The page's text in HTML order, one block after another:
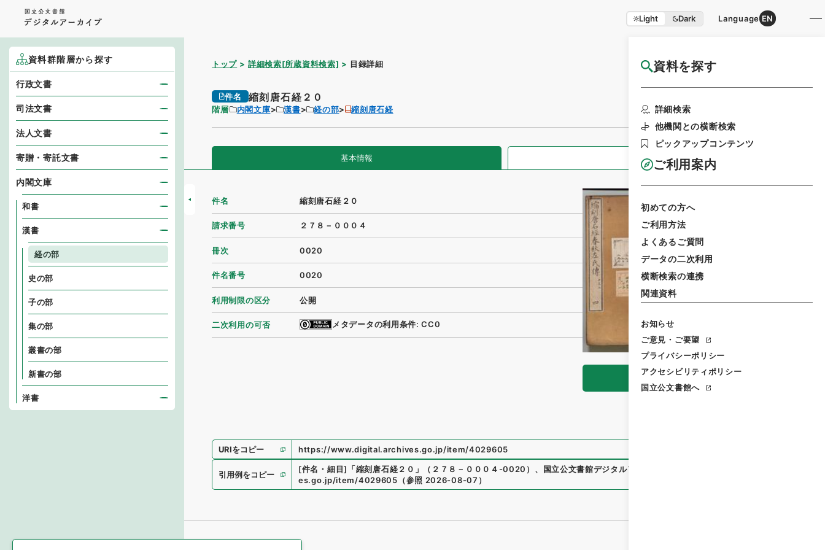
Light Dark Language EN
資料を探す
詳細検索
他機関との横断検索
ピックアップコンテンツ
ご利用案内
初めての方へ
ご利用方法
よくあるご質問
データの二次利用
横断検索の連携
関連資料
お知らせ
ご意見・ご要望
プライバシーポリシー
アクセシビリティポリシー
国立公文書館へ
トップ 詳細検索[所蔵資料検索] 目録詳細 国立公文書館HP利用案内
件名 縮刻唐石経２０
階層 内閣文庫 漢書 経の部 縮刻唐石経
基本情報 全ての情報
閲覧
件名 縮刻唐石経２０
請求番号 ２７８－０００４
冊次 0020
件名番号 0020
利用制限の区分 公開
二次利用の可否 メタデータの利用条件: CC0
URIをコピー https://www.digital.archives.go.jp/item/4029605
引用例をコピー
[件名・細目] 「縮刻唐石経２０ 」 （ ２７８－０００４-0020 ） 、 国立公文書館デジタルアーカイブ
es.go.jp/item/4029605 （参照 2026-08-07 ）
資料群階層から探す
行政文書
司法文書
法人文書
寄贈・寄託文書
内閣文庫
和書
漢書
経の部
史の部
子の部
集の部
叢書の部
新書の部
洋書